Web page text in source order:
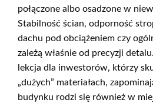
połączone albo osadzone w
Stabilność ścian, odporność
dachu pod obciążeniem czy
zależą właśnie od precyzji
lekcja dla inwestorów, którzy
„dużych” materiałach,
budynku rodzi się również w